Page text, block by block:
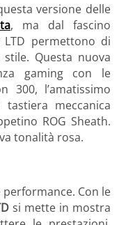
versione delle
, ma dal fascino
LTD permettono di
Questa nuova
gaming con le
300, l’amatissimo
meccanica
ROG Sheath.
tonalità rosa.
Con le
si mette in mostra